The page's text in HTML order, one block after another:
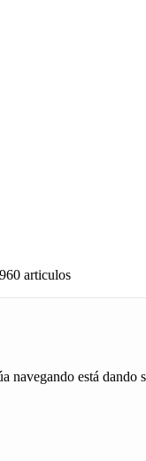
articulos
está